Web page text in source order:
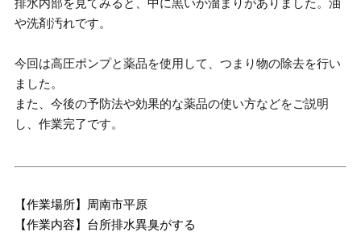
排水内部を見てみると、中に黒いか溜まりがありました。油
や洗剤汚れです。
今回は高圧ポンプと薬品を使用して、つまり物の除去を行い
ました。
また、今後の予防法や効果的な薬品の使い方などをご説明
し、作業完了です。
【作業場所】周南市平原
【作業内容】台所排水異臭がする